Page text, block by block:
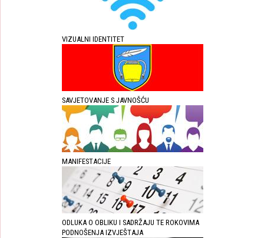
VIZUALNI IDENTITET
SAVJETOVANJE S JAVNOŠĆU
MANIFESTACIJE
ODLUKA O OBLIKU I SADRŽAJU TE ROKOVIMA
PODNOŠENJA IZVJEŠTAJA